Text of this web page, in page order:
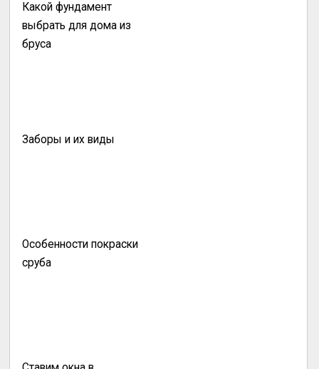
Какой фундамент
выбрать для дома из
бруса
Заборы и их виды
Особенности покраски
сруба